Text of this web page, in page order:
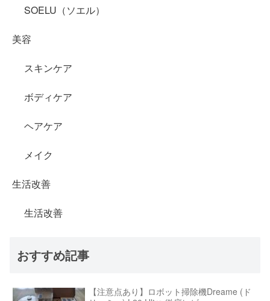
SOELU（ソエル）
美容
スキンケア
ボディケア
ヘアケア
メイク
生活改善
生活改善
おすすめ記事
【注意点あり】ロボット掃除機Dreame (ド